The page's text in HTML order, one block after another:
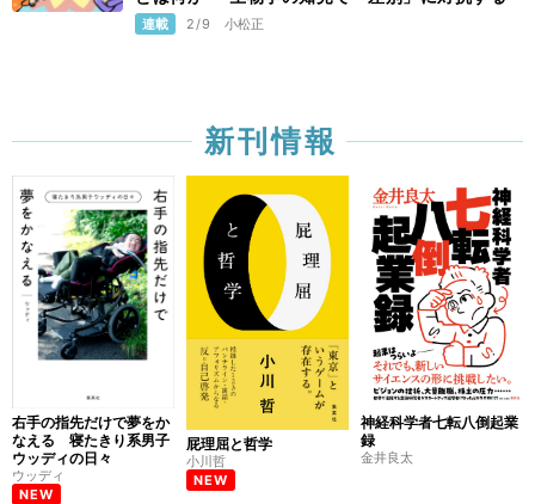
連載 2/9 小松正
新刊情報
右手の指先だけで夢をか
なえる 寝たきり系男子
ウッディの日々
ウッディ
NEW
屁理屈と哲学
小川哲
NEW
神経科学者七転八倒起業
録
金井良太